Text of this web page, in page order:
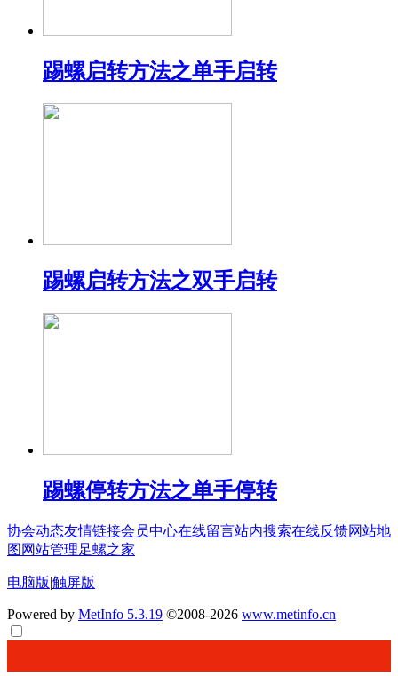
踢螺启转方法之单手启转
踢螺启转方法之双手启转
踢螺停转方法之单手停转
协会动态友情链接会员中心在线留言站内搜索在线反馈网站地
图 网站管理足螺之家
电脑版|触屏版
Powered by MetInfo 5.3.19 ©2008-2026 www.metinfo.cn